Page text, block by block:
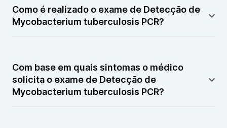
tuberculosis PCR serve para diagnosticar rapidamente
a presença da bactéria causadora da tuberculose em
amostras clínica
Como é realizado o exame de Detecção de
Mycobacterium tuberculosis PCR?
(Reação em Cadeia da Polimerase) em amostras de
escarro, lavado broncoalveolar ou outros tecidos
suspeitos.
Com base em quais sintomas o médico
solicita o exame de Detecção de
Mycobacterium tuberculosis PCR?